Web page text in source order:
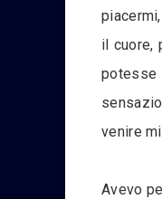
il cuore,
potesse
venire
Avevo